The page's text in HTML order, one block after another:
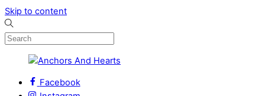
Skip to content
Facebook